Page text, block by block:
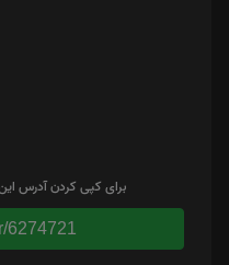
برای کپی کردن آدرس
6274721